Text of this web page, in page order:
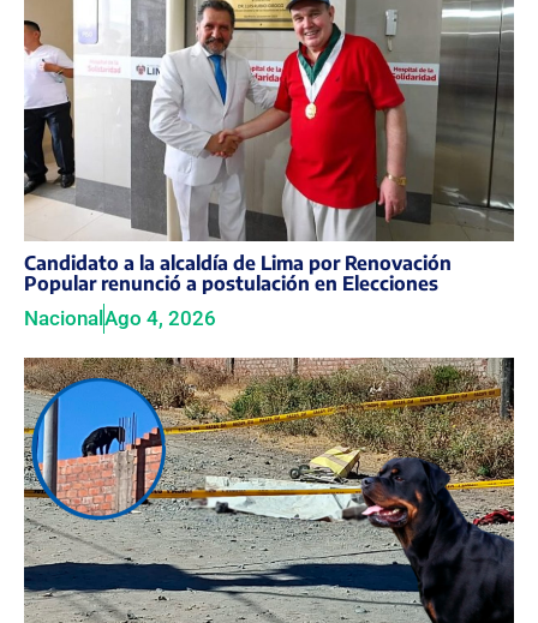
Candidato a la alcaldía de Lima por Renovación
Popular renunció a postulación en Elecciones
Nacional Ago 4, 2026